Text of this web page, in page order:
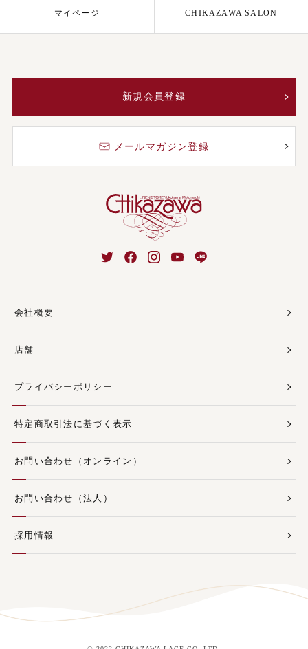
マイページ CHIKAZAWA SALON
新規会員登録
メールマガジン登録
会社概要
店舗
プライバシーポリシー
特定商取引法に基づく表示
お問い合わせ（オンライン）
お問い合わせ（法人）
採用情報